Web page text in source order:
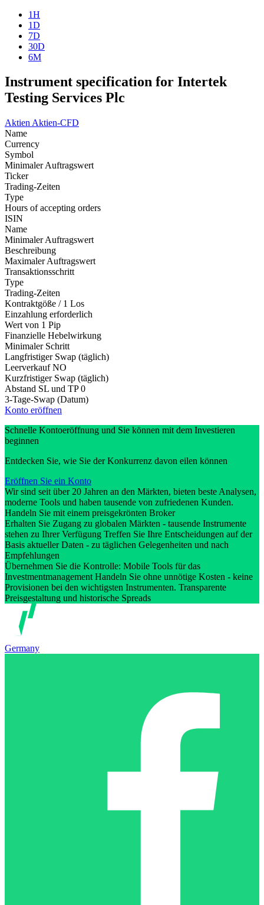
1H
1D
7D
30D
6M
Instrument specification for Intertek
Testing Services Plc
Aktien Aktien-CFD
Name
Currency
Symbol
Minimaler Auftragswert
Ticker
Trading-Zeiten
Type
Hours of accepting orders
ISIN
Name
Minimaler Auftragswert
Beschreibung
Maximaler Auftragswert
Transaktionsschritt
Type
Trading-Zeiten
Kontraktgöße / 1 Los
Einzahlung erforderlich
Wert von 1 Pip
Finanzielle Hebelwirkung
Minimaler Schritt
Langfristiger Swap (täglich)
Leerverkauf NO
Kurzfristiger Swap (täglich)
Abstand SL und TP 0
3-Tage-Swap (Datum)
Konto eröffnen
Schnelle Kontoeröffnung und Sie können mit dem Investieren
beginnen
Entdecken Sie, wie Sie der Konkurrenz davon eilen können
Eröffnen Sie ein Konto
Wir sind seit über 20 Jahren an den Märkten, bieten beste Analysen,
moderne Tools und haben tausende von zufriedenen Kunden.
Handeln Sie mit einem preisgekrönten Broker
Erhalten Sie Zugang zu globalen Märkten - tausende Instrumente
stehen zu Ihrer Verfügung Treffen Sie Ihre Entscheidungen auf der
Basis aktueller Daten - zu täglichen Gelegenheiten und nach
Empfehlungen
Übernehmen Sie die Kontrolle: Mobile Tools für das
Investmentmanagement Handeln Sie ohne unnötige Kosten - keine
Provisionen bei den wichtigsten Instrumenten. Transparente
Preisgestaltung und historische Spreads
Germany